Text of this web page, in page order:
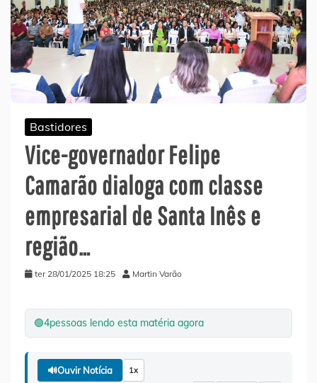
Bastidores
Vice-governador Felipe
Camarão dialoga com classe
empresarial de Santa Inês e
região…
ter 28/01/2025 18:25 Martin Varão
🟢4pessoas lendo esta matéria agora
🔊Ouvir Notícia 1x